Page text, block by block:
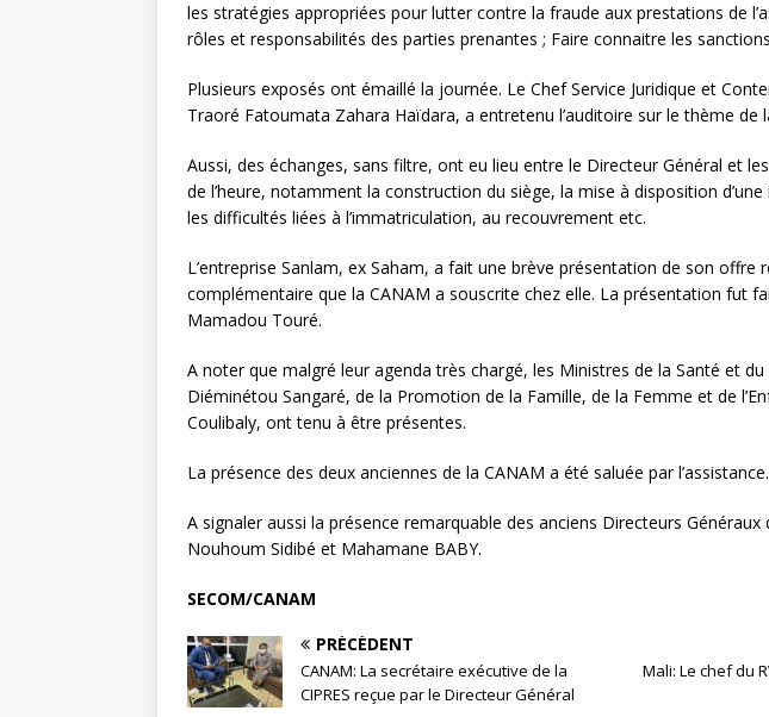
les stratégies appropriées pour lutter contre la fraude aux prestations de
rôles et responsabilités des parties prenantes ; Faire connaitre les
Plusieurs exposés ont émaillé la journée. Le Chef Service Juridique et
Traoré Fatoumata Zahara Haïdara, a entretenu l’auditoire sur le thème de
Aussi, des échanges, sans filtre, ont eu lieu entre le Directeur Général et
de l’heure, notamment la construction du siège, la mise à disposition
les difficultés liées à l’immatriculation, au recouvrement etc.
L’entreprise Sanlam, ex Saham, a fait une brève présentation de son offre
complémentaire que la CANAM a souscrite chez elle. La présentation fut
Mamadou Touré.
A noter que malgré leur agenda très chargé, les Ministres de la Santé et
Diéminétou Sangaré, de la Promotion de la Famille, de la Femme et de
Coulibaly, ont tenu à être présentes.
La présence des deux anciennes de la CANAM a été saluée par l’assistance.
A signaler aussi la présence remarquable des anciens Directeurs Généraux
Nouhoum Sidibé et Mahamane BABY.
SECOM/CANAM
PRÉCÉDENT
CANAM: La secrétaire exécutive de la
CIPRES reçue par le Directeur Général
Mali: Le chef du